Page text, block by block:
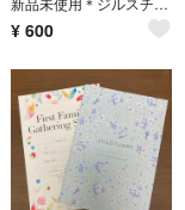
¥ 600